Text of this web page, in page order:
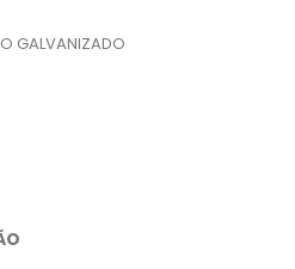
GALVANIZADO